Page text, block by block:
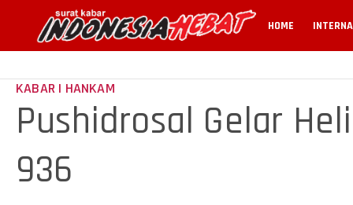
HOME
KABAR | HANKAM
Pushidrosal Gelar
936